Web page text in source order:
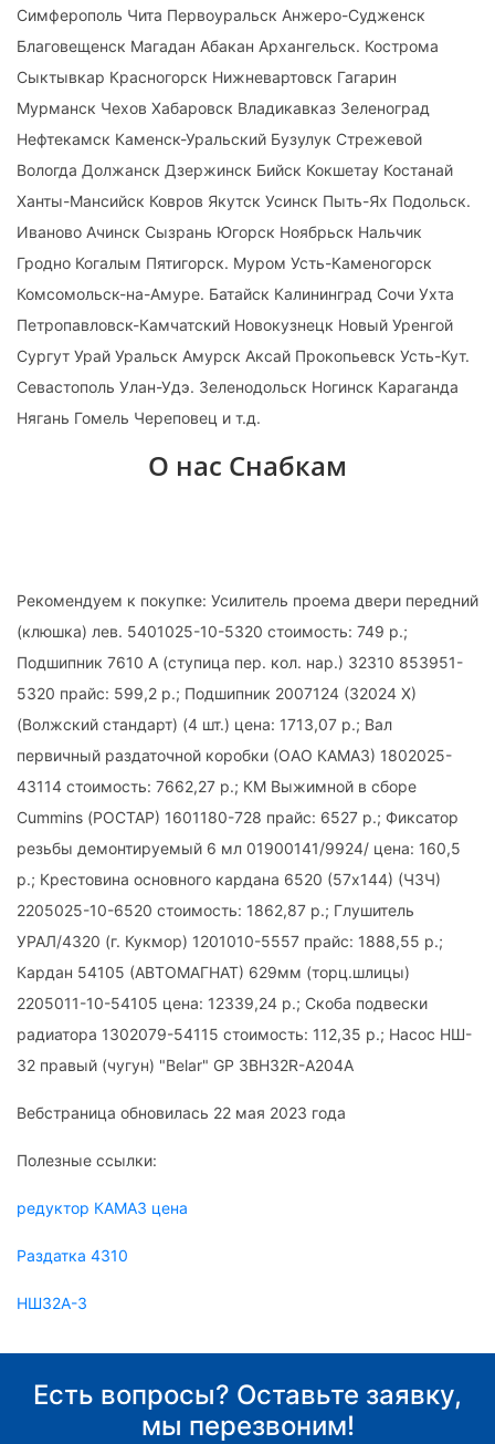
Симферополь Чита Первоуральск Анжеро-Судженск
Благовещенск Магадан Абакан Архангельск. Кострома
Сыктывкар Красногорск Нижневартовск Гагарин
Мурманск Чехов Хабаровск Владикавказ Зеленоград
Нефтекамск Каменск-Уральский Бузулук Стрежевой
Вологда Должанск Дзержинск Бийск Кокшетау Костанай
Ханты-Мансийск Ковров Якутск Усинск Пыть-Ях Подольск.
Иваново Ачинск Сызрань Югорск Ноябрьск Нальчик
Гродно Когалым Пятигорск. Муром Усть-Каменогорск
Комсомольск-на-Амуре. Батайск Калининград Сочи Ухта
Петропавловск-Камчатский Новокузнецк Новый Уренгой
Сургут Урай Уральск Амурск Аксай Прокопьевск Усть-Кут.
Севастополь Улан-Удэ. Зеленодольск Ногинск Караганда
Нягань Гомель Череповец и т.д.
О нас Снабкам
Рекомендуем к покупке: Усилитель проема двери передний
(клюшка) лев. 5401025-10-5320 стоимость: 749 р.;
Подшипник 7610 А (ступица пер. кол. нар.) 32310 853951-
5320 прайс: 599,2 р.; Подшипник 2007124 (32024 Х)
(Волжский стандарт) (4 шт.) цена: 1713,07 р.; Вал
первичный раздаточной коробки (ОАО КАМАЗ) 1802025-
43114 стоимость: 7662,27 р.; КМ Выжимной в сборе
Cummins (РОСТАР) 1601180-728 прайс: 6527 р.; Фиксатор
резьбы демонтируемый 6 мл 01900141/9924/ цена: 160,5
р.; Крестовина основного кардана 6520 (57х144) (ЧЗЧ)
2205025-10-6520 стоимость: 1862,87 р.; Глушитель
УРАЛ/4320 (г. Кукмор) 1201010-5557 прайс: 1888,55 р.;
Кардан 54105 (АВТОМАГНАТ) 629мм (торц.шлицы)
2205011-10-54105 цена: 12339,24 р.; Скоба подвески
радиатора 1302079-54115 стоимость: 112,35 р.; Насос НШ-
32 правый (чугун) "Belar" GP 3BH32R-А204А
Вебстраница обновилась 22 мая 2023 года
Полезные ссылки:
редуктор КАМАЗ цена
Раздатка 4310
НШ32А-3
Есть вопросы? Оставьте заявку,
мы перезвоним!